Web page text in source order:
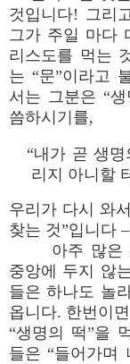
것입니다! 그리
그가 주일 마다
리스도를 먹는
는 “문”이라고
서는 그분은 “
씀하시기를,
“내가 곧 생
리지 아니할
우리가 다시 와
찾는 것”입니다
아주 많은
중앙에 두지 않
들은 하나도 놀
옵니다. 한번이
“생명의 떡”을
들은 “들어가며